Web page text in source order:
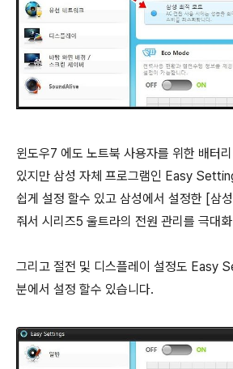
윈도우7 에도 노트북 사용자를 위한 배터
있지만 삼성 자체 프로그램인 Easy
쉽게 설정 할수 있고 삼성에서 설정한 [삼
줘서 시리즈5 울트라의 전원 관리를 극대
그리고 절전 및 디스플레이 설정도 Easy
분에서 설정 할수 있습니다.